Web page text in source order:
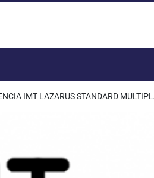
IMT LAZARUS STANDARD